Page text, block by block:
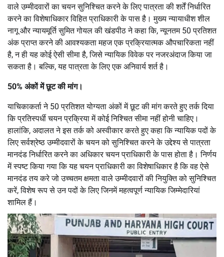
वाले उम्मीदवारों का चयन सुनिश्चित करने के लिए पात्रता की शर्तें निर्धारित
करने का विशेषाधिकार विहित प्राधिकारी के पास है। मुख्य न्यायाधीश शील
नागू और न्यायमूर्ति सुमित गोयल की खंडपीठ ने कहा कि, न्यूनतम 50 प्रतिशत
अंक प्राप्त करने की आवश्यकता महज एक प्रक्रियात्मक औपचारिकता नहीं
है, न ही यह कोई ऐसी सीमा है, जिसे न्यायिक विवेक पर नजरअंदाज किया जा
सकता है। बल्कि, यह पात्रता के लिए एक अनिवार्य शर्त है।
50% अंकों में छूट की मांग।
याचिकाकर्ता ने 50 प्रतिशत योग्यता अंकों में छूट की मांग करते हुए तर्क दिया
कि प्रतिस्पर्धी चयन प्रक्रिया में कोई निश्चित सीमा नहीं होनी चाहिए।
हालांकि, अदालत ने इस तर्क को अस्वीकार करते हुए कहा कि न्यायिक पदों के
लिए सर्वश्रेष्ठ उम्मीदवारों के चयन को सुनिश्चित करने के उद्देश्य से पात्रता
मानदंड निर्धारित करने का अधिकार चयन प्राधिकारी के पास होता है। निर्णय
में स्पष्ट किया गया कि यह चयन प्राधिकारी का विशेषाधिकार है कि वह ऐसे
मानदंड तय करे जो उच्चतम क्षमता वाले उम्मीदवारों की नियुक्ति को सुनिश्चित
करें, विशेष रूप से उन पदों के लिए जिनमें महत्वपूर्ण न्यायिक जिम्मेदारियां
शामिल हैं।